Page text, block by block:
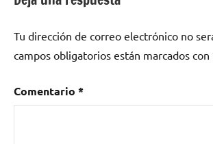
Tu dirección de correo electrónico no
campos obligatorios están marcados con
Comentario *